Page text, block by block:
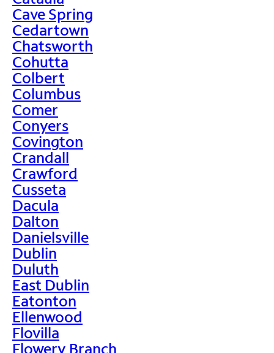
Cave Spring
Cedartown
Chatsworth
Cohutta
Colbert
Columbus
Comer
Conyers
Covington
Crandall
Crawford
Cusseta
Dacula
Dalton
Danielsville
Dublin
Duluth
East Dublin
Eatonton
Ellenwood
Flovilla
Flowery Branch